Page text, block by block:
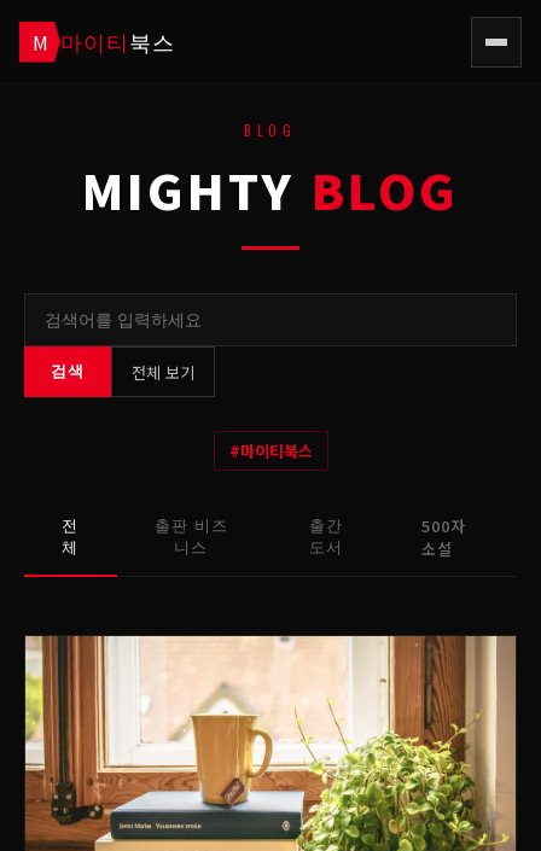
M 마이티북스
BLOG
MIGHTY BLOG
검색 전체 보기
#마이티북스
전
체
출판 비즈
니스
출간
도서
500자
소설